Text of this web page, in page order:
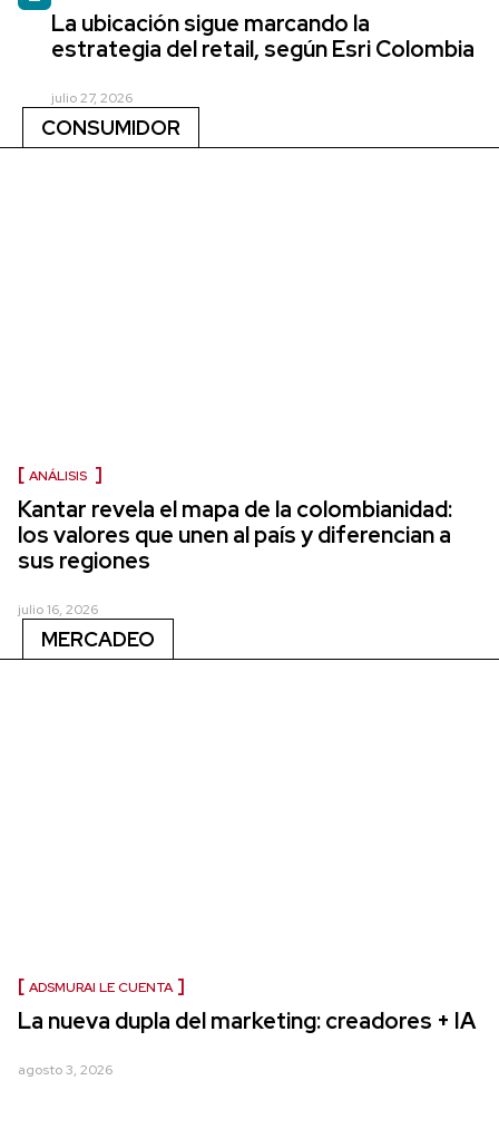
La ubicación sigue marcando la
estrategia del retail, según Esri Colombia
julio 27, 2026
CONSUMIDOR
ANÁLISIS
Kantar revela el mapa de la colombianidad:
los valores que unen al país y diferencian a
sus regiones
julio 16, 2026
MERCADEO
ADSMURAI LE CUENTA
La nueva dupla del marketing: creadores + IA
agosto 3, 2026